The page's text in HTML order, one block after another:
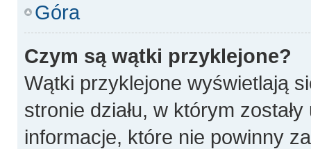
Góra
Czym są wątki przyklejone?
Wątki przyklejone wyświetlają
stronie działu, w którym
informacje, które nie powinny